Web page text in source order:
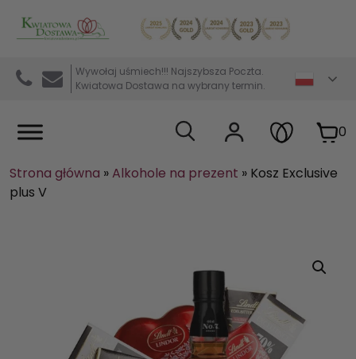
Kwiaciarnia internetowa Kwiatowa Dostawa
Wywołaj uśmiech!!! Najszybsza Poczta.
Kwiatowa Dostawa na wybrany termin.
0
Strona główna »Alkohole na prezent » Kosz Exclusive
plus V